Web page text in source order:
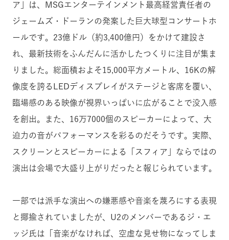
ア」は、
MSGエンターテインメント最高経営責任者の
ジェームズ・ドーランの発案した巨大球型コンサートホ
ールです。23億ドル（約3,400億円）をかけて建設さ
れ、最新技術をふんだんに活かしたつくりに注目が集ま
りました。総面積およそ15,000平方メートル、16Kの解
像度を誇るLEDディスプレイがステージと客席を覆い、
臨場感のある映像が視界いっぱいに広がることで没入感
を創出。また、16万7000個のスピーカーによって、大
迫力の音がパフォーマンスを彩るのだそうです。実際、
スクリーンとスピーカーによる「スフィア」ならではの
演出は会場で大盛り上がりだったと報じられています。
一部では派手な演出への嫌悪感や音楽を蔑ろにする表現
と揶揄されていましたが、U2のメンバーであるジ・エ
ッジ氏は「音楽がなければ、空虚な見せ物になってしま